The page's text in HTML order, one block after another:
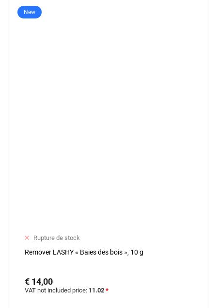
New
Rupture de stock
Remover LASHY « Baies des bois », 10 g
€ 14,00
VAT not included price: 11.02 *